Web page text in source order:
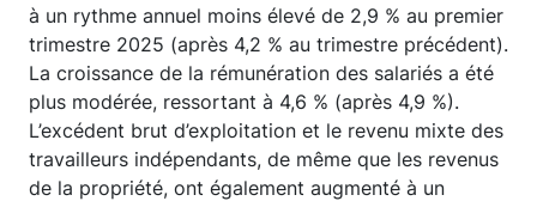
à un rythme annuel moins élevé de 2,9 % au premier
trimestre 2025 (après 4,2 % au trimestre précédent).
La croissance de la rémunération des salariés a été
plus modérée, ressortant à 4,6 % (après 4,9 %).
L’excédent brut d’exploitation et le revenu mixte des
travailleurs indépendants, de même que les revenus
de la propriété, ont également augmenté à un